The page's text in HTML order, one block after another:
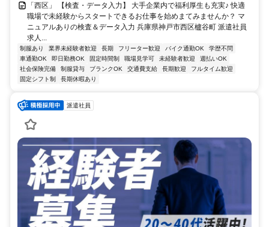
「西区」 【検査・データ入力】 大手企業内で福利厚生も充実♪ 快適
職場で未経験からスタートできるお仕事を始めまてみませんか？ マ
ニュアルありの検査＆データ入力 兵庫県神戸市西区櫨谷町 派遣社員
求人...
制服あり 業界未経験者歓迎 長期 フリーター歓迎 バイク通勤OK
学歴不問
車通勤OK
即日勤務OK 固定時間制 職場見学可 未経験者歓迎
週払いOK
社会保険完備
制服貸与 ブランクOK 交通費支給 長期歓迎
フルタイム歓迎
固定シフト制
長期休暇あり
派遣社員